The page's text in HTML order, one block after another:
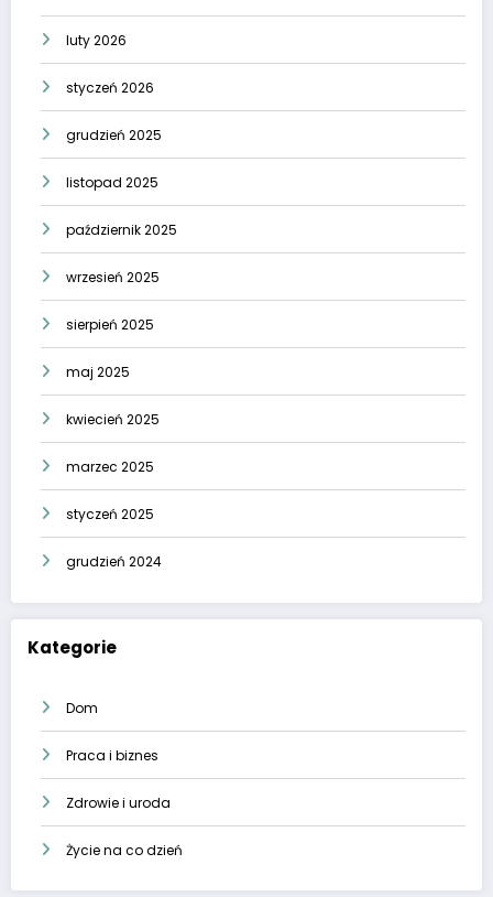
luty 2026
styczeń 2026
grudzień 2025
listopad 2025
październik 2025
wrzesień 2025
sierpień 2025
maj 2025
kwiecień 2025
marzec 2025
styczeń 2025
grudzień 2024
Kategorie
Dom
Praca i biznes
Zdrowie i uroda
Życie na co dzień